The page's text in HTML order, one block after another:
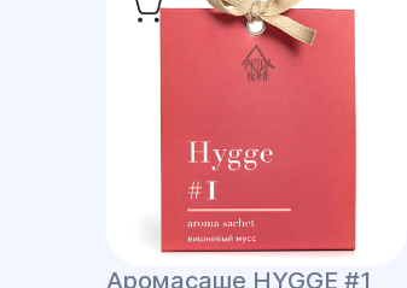
Аромасаше HYGGE #1